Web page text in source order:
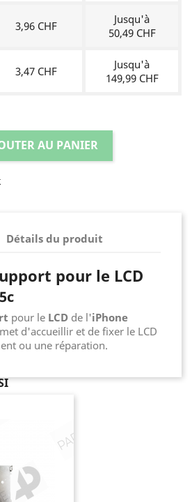
3,96 CHF
Jusqu'à
50,49 CHF
3,47 CHF
Jusqu'à
149,99 CHF
AU PANIER
Détails du produit
pour le LCD
pour le LCD de l'iPhone
d'accueillir et de fixer le LCD
ou une réparation.